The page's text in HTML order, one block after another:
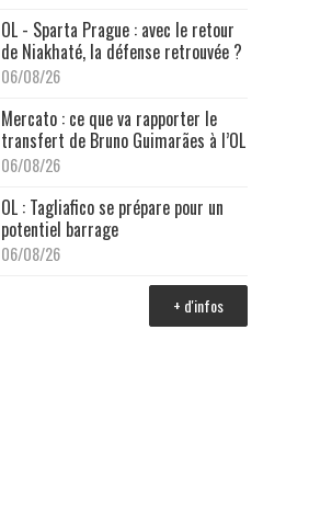
OL - Sparta Prague : avec le retour
de Niakhaté, la défense retrouvée ?
06/08/26
Mercato : ce que va rapporter le
transfert de Bruno Guimarães à l’OL
06/08/26
OL : Tagliafico se prépare pour un
potentiel barrage
06/08/26
+ d'infos